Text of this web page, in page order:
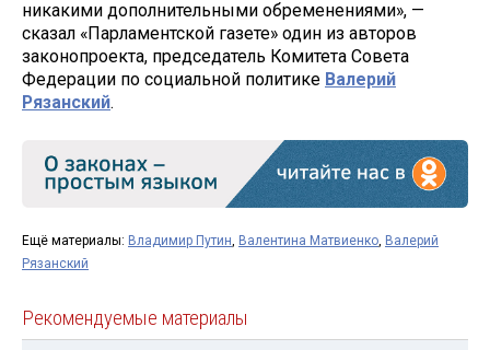
никакими дополнительными обременениями», —
сказал «Парламентской газете» один из авторов
законопроекта, председатель Комитета Совета
Федерации по социальной политике Валерий
Рязанский.
Ещё материалы: Владимир Путин, Валентина Матвиенко, Валерий
Рязанский
Рекомендуемые материалы